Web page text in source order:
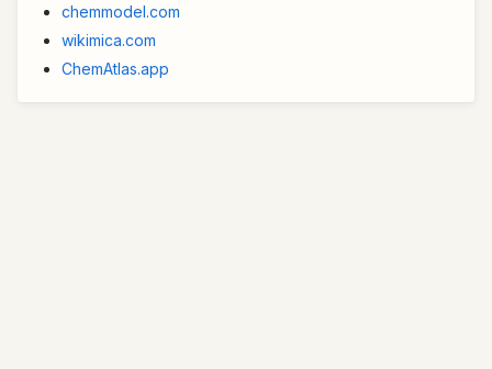
chemmodel.com
wikimica.com
ChemAtlas.app